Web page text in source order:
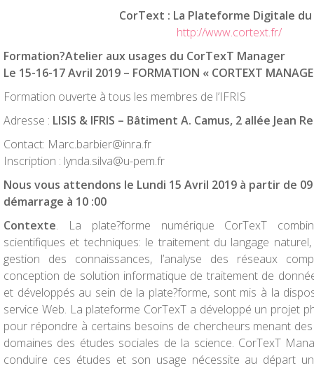
CorText : La Plateforme Digitale du
http://www.cortext.fr/
Formation?Atelier aux usages du CorTexT Manager
Le 15-16-17 Avril 2019 – FORMATION « CORTEXT
Formation ouverte à tous les membres de l’IFRIS
Adresse : LISIS & IFRIS – Bâtiment A. Camus, 2 allée Jean
Contact: Marc.barbier@inra.fr
Inscription : lynda.silva@u-pem.fr
Nous vous attendons le Lundi 15 Avril 2019 à partir de
démarrage à 10 :00
Contexte. La plate?forme numérique CorTexT
scientifiques et techniques: le traitement du langage naturel,
gestion des connaissances, l’analyse des réseaux
conception de solution informatique de traitement de
et développés au sein de la plate?forme, sont mis à la
service Web. La plateforme CorTexT a développé un projet
pour répondre à certains besoins de chercheurs menant
domaines des études sociales de la science. CorTexT
conduire ces études et son usage nécessite au départ